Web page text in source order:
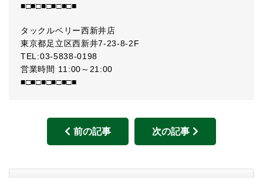
■□■□■□■□■□■
タックルベリー西新井店
東京都足立区西新井7-23-8-2F
TEL:03-5838-0198
営業時間 11:00～21:00
■□■□■□■□■□■
前の記事 次の記事